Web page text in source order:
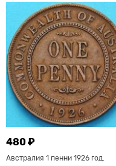
480 ₽
Австралия 1 пенни 1926 год.